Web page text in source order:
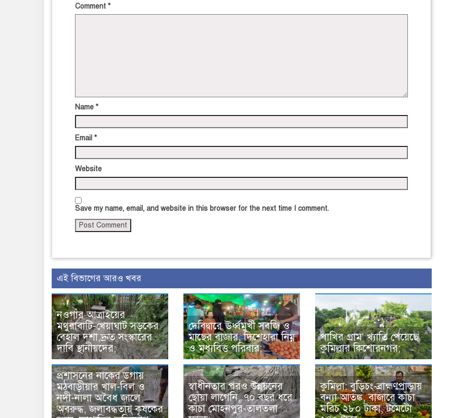
Comment *
Name *
Email *
Website
Save my name, email, and website in this browser for the next time I comment.
এই বিভাগের আরও খবর
নওগাঁর আত্রাইয়ের
মথুরাবাটি-খেয়াঘাট সড়কের
বেহাল দশা,দ্রুত সংস্কারের
দাবি স্থানীয়দের;
দেবিদ্বারে ঊর্ধ্বমুখী সবজি ও
মাছের বাজার, দিশেহারা নিম্ন
ও মধ্যবিত্ত পরিবার;
পাখির গ্রাম’ খ্যাতি পেয়েছে
কুমিল্লার কিশোরনগর;
প্রশাসনের নাকের ডগায়
মঠবাড়ীয়ার খাল-বিল ও
নদী-নালা অবৈধ জালে
অবরুদ্ধ, জলাবদ্ধতায় কৃষকের
স্বাধীনতার পরও উন্নয়নের
ছোঁয়া লাগেনি, ৭০ বছর ধরে
কাঁচা মোহনপুর-তালতলা
কুমিল্লা: বুড়িচং-ব্রাহ্মণপাড়ায়
বন্যা আতঙ্ক, বাজারে কাঁচা
মরিচ ২৮০ টাকা, টমেটো